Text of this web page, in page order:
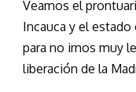
Veamos el
Incauca y el
para no irnos muy
liberación de la